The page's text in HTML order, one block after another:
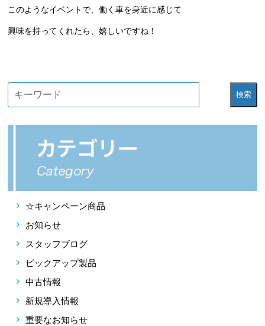
このようなイベントで、働く車を身近に感じて
興味を持ってくれたら、嬉しいですね！
検索
☆キャンペーン商品
お知らせ
スタッフブログ
ピックアップ製品
中古情報
新規導入情報
重要なお知らせ